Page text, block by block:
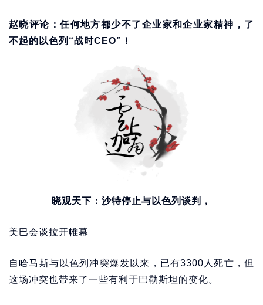
赵晓评论：任何地方都少不了企业家和企业家精神，了
不起的以色列“战时CEO”！
晓观天下：沙特停止与以色列谈判，
美巴会谈拉开帷幕
自哈马斯与以色列冲突爆发以来，已有3300人死亡，但
这场冲突也带来了一些有利于巴勒斯坦的变化。